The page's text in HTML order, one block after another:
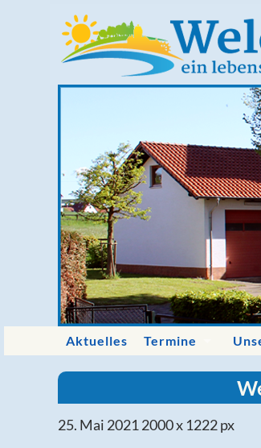
Aktuelles Termine
25. Mai 2021 2000x 1222 px